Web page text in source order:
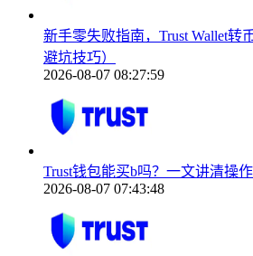
新手零失败指南，Trust Wallet转
避坑技巧）
2026-08-07 08:27:59
Trust钱包能买b吗？一文讲清操
2026-08-07 07:43:48